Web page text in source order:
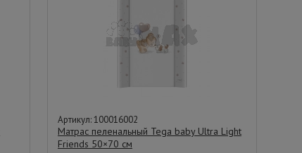
Артикул: 100016002
Матрас пеленальный Tega baby Ultra Light
Friends 50×70 см